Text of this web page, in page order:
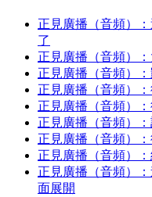
正見廣播（音頻）
了
正見廣播（音頻）
正見廣播（音頻）
正見廣播（音頻）
正見廣播（音頻）
正見廣播（音頻）
正見廣播（音頻）
正見廣播（音頻）
正見廣播（音頻）
面展開